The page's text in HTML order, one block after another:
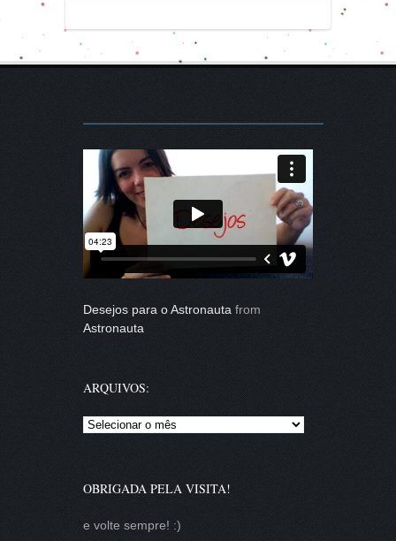
Desejos para o Astronauta from
Astronauta
ARQUIVOS:
Arquivos:
OBRIGADA PELA VISITA!
e volte sempre! :)